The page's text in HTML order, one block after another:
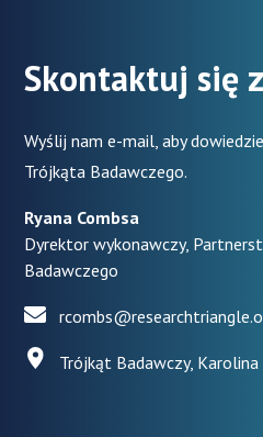
Skontaktuj się
Wyślij nam e-mail, aby
Trójkąta Badawczego.
Ryana Combsa
Dyrektor wykonawczy,
Badawczego
Trójkąt Badawczy, Karolina